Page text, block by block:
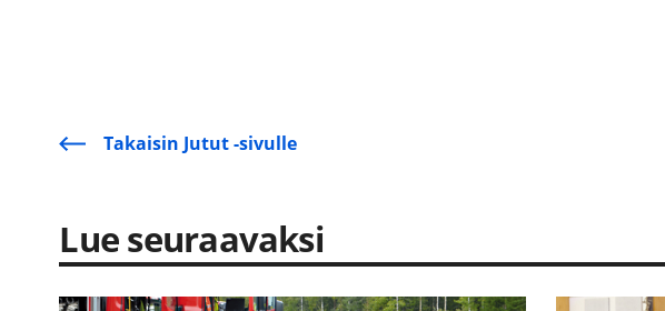
Takaisin Jutut -sivulle
Lue seuraavaksi